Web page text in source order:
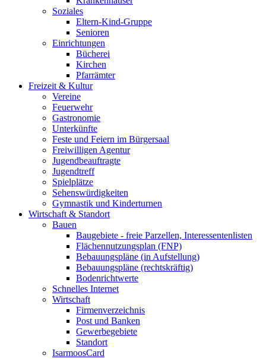
Soziales
Eltern-Kind-Gruppe
Senioren
Einrichtungen
Bücherei
Kirchen
Pfarrämter
Freizeit & Kultur
Vereine
Feuerwehr
Gastronomie
Unterkünfte
Feste und Feiern im Bürgersaal
Freiwilligen Agentur
Jugendbeauftragte
Jugendtreff
Spielplätze
Sehenswürdigkeiten
Gymnastik und Kinderturnen
Wirtschaft & Standort
Bauen
Baugebiete - freie Parzellen, Interessentenlisten
Flächennutzungsplan (FNP)
Bebauungspläne (in Aufstellung)
Bebauungspläne (rechtskräftig)
Bodenrichtwerte
Schnelles Internet
Wirtschaft
Firmenverzeichnis
Post und Banken
Gewerbegebiete
Standort
IsarmoosCard